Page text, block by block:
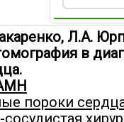
Л.А.
в
пороки